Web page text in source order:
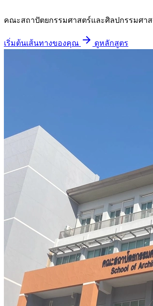
คณะสถาปัตยกรรมศาสตร์และศิลปกรรมศา
เริ่มต้นเส้นทางของคุณ arrow_forward ดูหลักสูตร